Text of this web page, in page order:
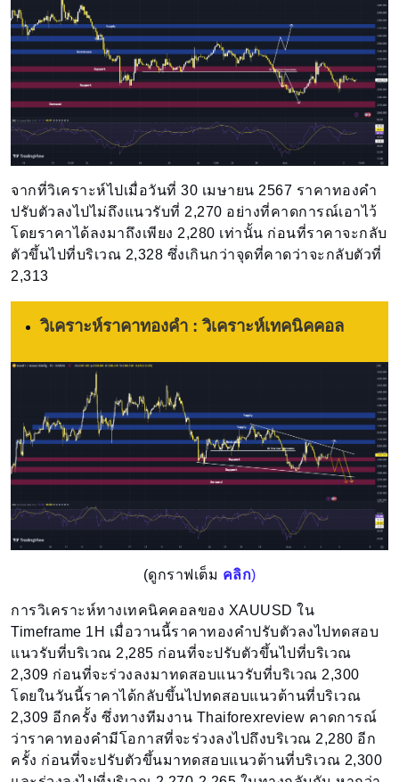
จากที่วิเคราะห์ไปเมื่อวันที่ 30 เมษายน 2567 ราคาทองคำ
ปรับตัวลงไปไม่ถึงแนวรับที่ 2,270 อย่างที่คาดการณ์เอาไว้
โดยราคาได้ลงมาถึงเพียง 2,280 เท่านั้น ก่อนที่ราคาจะกลับ
ตัวขึ้นไปที่บริเวณ 2,328 ซึ่งเกินกว่าจุดที่คาดว่าจะกลับตัวที่
2,313
วิเคราะห์ราคาทองคำ : วิเคราะห์เทคนิคคอล
(ดูกราฟเต็ม คลิก)
การวิเคราะห์ทางเทคนิคคอลของ XAUUSD ใน
Timeframe 1H เมื่อวานนี้ราคาทองคำปรับตัวลงไปทดสอบ
แนวรับที่บริเวณ 2,285 ก่อนที่จะปรับตัวขึ้นไปที่บริเวณ
2,309 ก่อนที่จะร่วงลงมาทดสอบแนวรับที่บริเวณ 2,300
โดยในวันนี้ราคาได้กลับขึ้นไปทดสอบแนวต้านที่บริเวณ
2,309 อีกครั้ง ซึ่งทางทีมงาน Thaiforexreview คาดการณ์
ว่าราคาทองคำมีโอกาสที่จะร่วงลงไปถึงบริเวณ 2,280 อีก
ครั้ง ก่อนที่จะปรับตัวขึ้นมาทดสอบแนวต้านที่บริเวณ 2,300